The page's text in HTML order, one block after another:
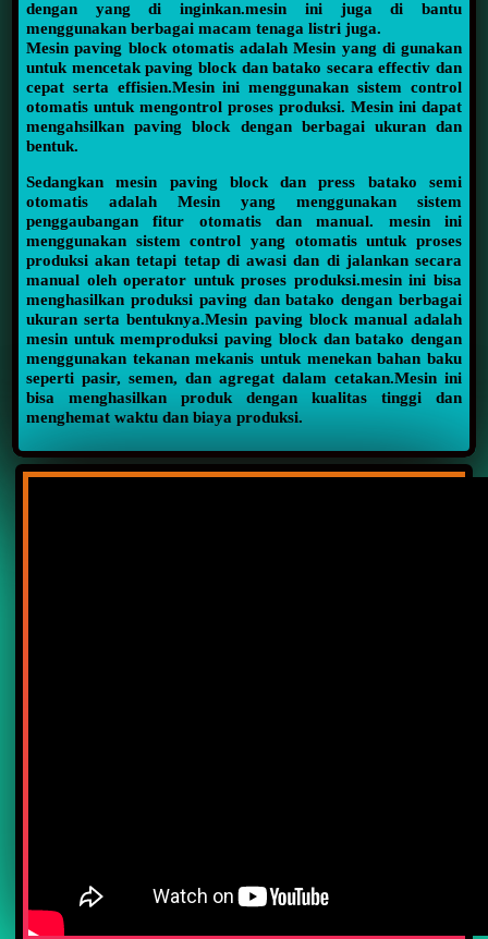
dengan yang di inginkan.mesin ini juga di bantu
menggunakan berbagai macam tenaga listri juga.
Mesin paving block otomatis adalah Mesin yang di gunakan
untuk mencetak paving block dan batako secara effectiv dan
cepat serta effisien.Mesin ini menggunakan sistem control
otomatis untuk mengontrol proses produksi. Mesin ini dapat
mengahsilkan paving block dengan berbagai ukuran dan
bentuk.
Sedangkan mesin paving block dan press batako semi
otomatis adalah Mesin yang menggunakan sistem
penggaubangan fitur otomatis dan manual. mesin ini
menggunakan sistem control yang otomatis untuk proses
produksi akan tetapi tetap di awasi dan di jalankan secara
manual oleh operator untuk proses produksi.mesin ini bisa
menghasilkan produksi paving dan batako dengan berbagai
ukuran serta bentuknya.Mesin paving block manual adalah
mesin untuk memproduksi paving block dan batako dengan
menggunakan tekanan mekanis untuk menekan bahan baku
seperti pasir, semen, dan agregat dalam cetakan.Mesin ini
bisa menghasilkan produk dengan kualitas tinggi dan
menghemat waktu dan biaya produksi.